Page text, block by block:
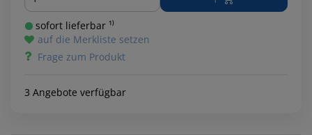
sofort lieferbar ¹⁾
auf die Merkliste setzen
Frage zum Produkt
3 Angebote verfügbar